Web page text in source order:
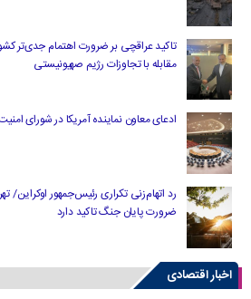
تاکید عراقچی بر ضرورت اهتمام جدی‌تر
مقابله با تجاوزات رژیم صهیونیستی
ادعای معاون نماینده آمریکا در شورای
رد اتهام‌زنی تکراری رئیس‌جمهور اوکراین/
ضرورت پایان جنگ تاکید دارد
اخبار اقتصادی